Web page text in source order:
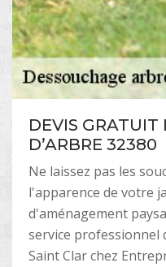
DEVIS GRATUIT
D’ARBRE 32380
Ne laissez pas les
l'apparence de votre
d'aménagement
service professionnel
Saint Clar chez